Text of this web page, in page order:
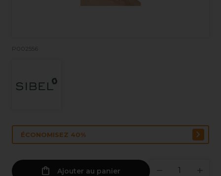
P002556
ÉCONOMISEZ 40%
Ajouter au panier